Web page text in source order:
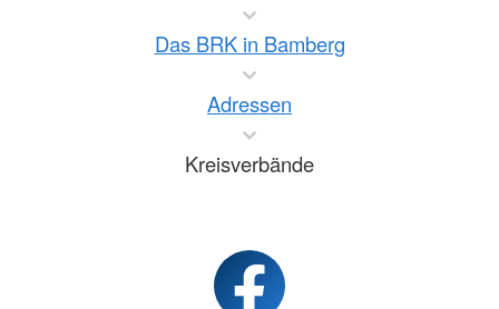
Das BRK in Bamberg
Adressen
Kreisverbände